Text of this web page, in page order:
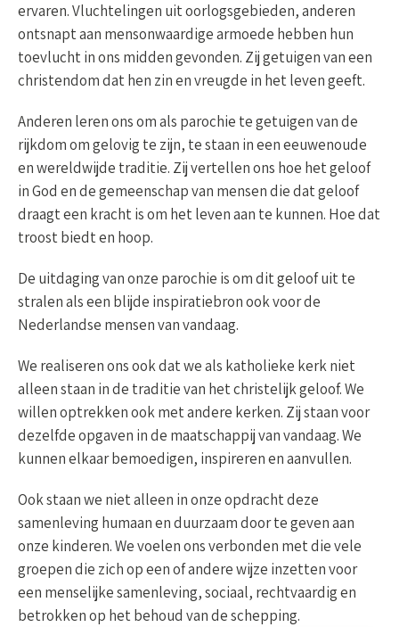
ervaren. Vluchtelingen uit oorlogsgebieden, anderen
ontsnapt aan mensonwaardige armoede hebben hun
toevlucht in ons midden gevonden. Zij getuigen van een
christendom dat hen zin en vreugde in het leven geeft.
Anderen leren ons om als parochie te getuigen van de
rijkdom om gelovig te zijn, te staan in een eeuwenoude
en wereldwijde traditie. Zij vertellen ons hoe het geloof
in God en de gemeenschap van mensen die dat geloof
draagt een kracht is om het leven aan te kunnen. Hoe dat
troost biedt en hoop.
De uitdaging van onze parochie is om dit geloof uit te
stralen als een blijde inspiratiebron ook voor de
Nederlandse mensen van vandaag.
We realiseren ons ook dat we als katholieke kerk niet
alleen staan in de traditie van het christelijk geloof. We
willen optrekken ook met andere kerken. Zij staan voor
dezelfde opgaven in de maatschappij van vandaag. We
kunnen elkaar bemoedigen, inspireren en aanvullen.
Ook staan we niet alleen in onze opdracht deze
samenleving humaan en duurzaam door te geven aan
onze kinderen. We voelen ons verbonden met die vele
groepen die zich op een of andere wijze inzetten voor
een menselijke samenleving, sociaal, rechtvaardig en
betrokken op het behoud van de schepping.